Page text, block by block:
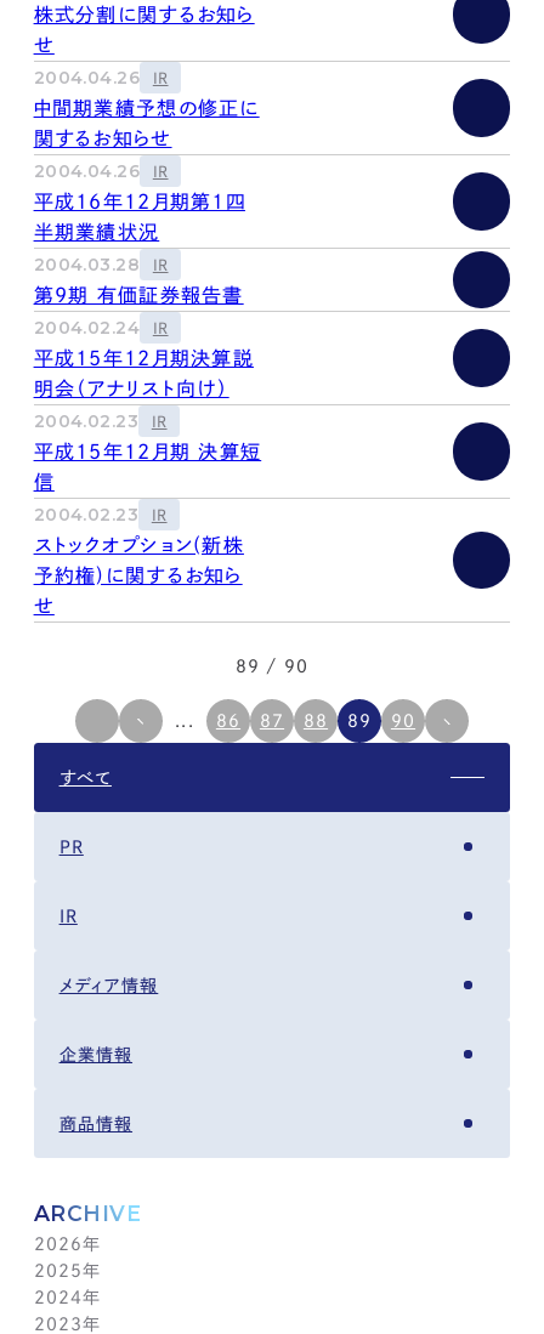
すべて
PR
IR
メディア情報
企業情報
商品情報
ARCHIVE
2026年
8月(4)
7月(14)
6月(5)
2025年
12月(6)
11月(5)
2024年
12月(7)
2023年
株式分割に関するお知ら
せ
2004.04.26 IR
中間期業績予想の修正に
関するお知らせ
2004.04.26 IR
平成16年12月期第1四
半期業績状況
2004.03.28 IR
第9期 有価証券報告書
2004.02.24 IR
平成15年12月期決算説
明会（アナリスト向け）
2004.02.23 IR
平成15年12月期 決算短
信
2004.02.23 IR
ストックオプション(新株
予約権)に関するお知ら
せ
89 / 90
86 87 88 89 90